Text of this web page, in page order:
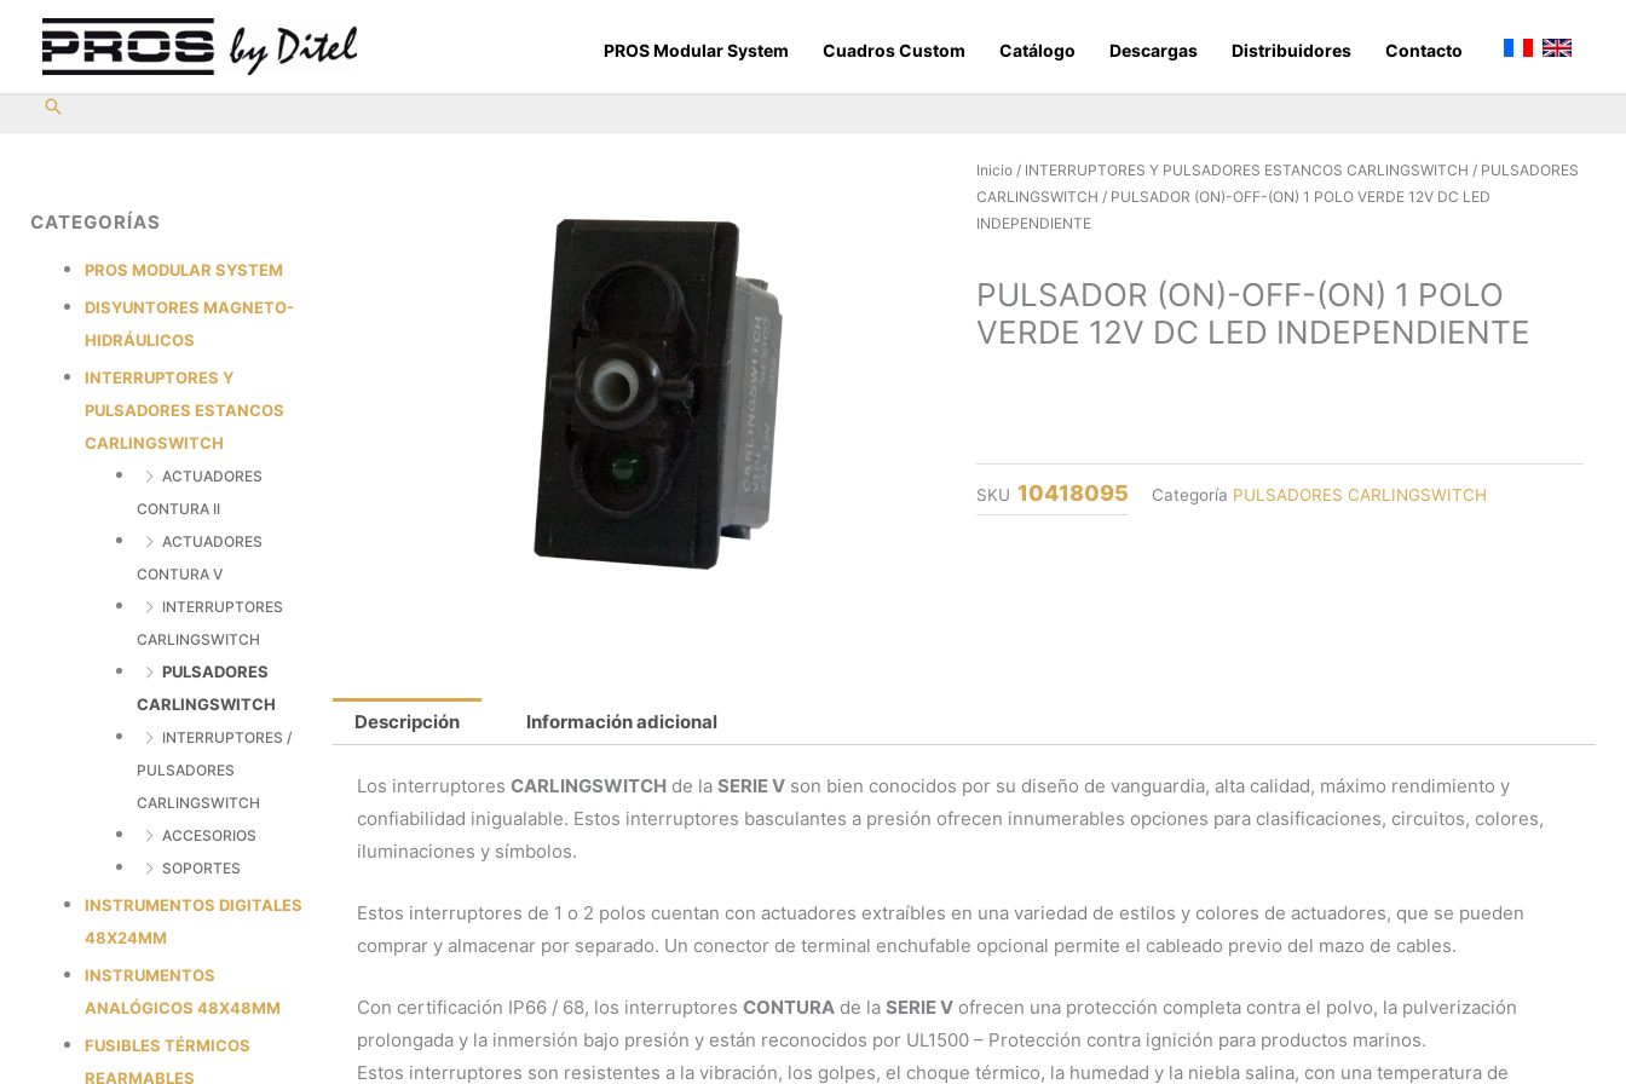
contenido
PROS Modular System Cuadros Custom Catálogo Descargas Distribuidores Contacto
CATEGORÍAS
PROS MODULAR SYSTEM
DISYUNTORES MAGNETO-
HIDRÁULICOS
INTERRUPTORES Y
PULSADORES ESTANCOS
CARLINGSWITCH
ACTUADORES
CONTURA II
ACTUADORES
CONTURA V
INTERRUPTORES
CARLINGSWITCH
PULSADORES
CARLINGSWITCH
INTERRUPTORES /
PULSADORES
CARLINGSWITCH
ACCESORIOS
SOPORTES
INSTRUMENTOS DIGITALES
48X24MM
INSTRUMENTOS
ANALÓGICOS 48X48MM
FUSIBLES TÉRMICOS
REARMABLES
Inicio / INTERRUPTORES Y PULSADORES ESTANCOS CARLINGSWITCH / PULSADORES
CARLINGSWITCH / PULSADOR (ON)-OFF-(ON) 1 POLO VERDE 12V DC LED
INDEPENDIENTE
PULSADOR (ON)-OFF-(ON) 1 POLO
VERDE 12V DC LED INDEPENDIENTE
SKU 10418095 Categoría PULSADORES CARLINGSWITCH
Descripción Información adicional
Los interruptoresCARLINGSWITCH de laSERIE V son bien conocidos por su diseño de vanguardia, alta calidad, máximo rendimiento y
confiabilidad inigualable. Estos interruptores basculantes a presión ofrecen innumerables opciones para clasificaciones, circuitos, colores,
iluminaciones y símbolos.
Estos interruptores de 1 o 2 polos cuentan con actuadores extraíbles en una variedad de estilos y colores de actuadores, que se pueden
comprar y almacenar por separado. Un conector de terminal enchufable opcional permite el cableado previo del mazo de cables.
Con certificación IP66 / 68, los interruptoresCONTURA de laSERIE V ofrecen una protección completa contra el polvo, la pulverización
prolongada y la inmersión bajo presión y están reconocidos por UL1500 – Protección contra ignición para productos marinos.
Estos interruptores son resistentes a la vibración, los golpes, el choque térmico, la humedad y la niebla salina, con una temperatura de